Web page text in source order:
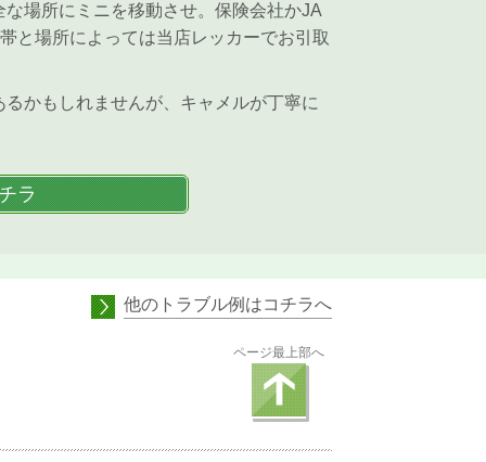
場所にミニを移動させ。保険会社かJA
と場所によっては当店レッカーでお引取
かもしれませんが、キャメルが丁寧に
ラ
他のトラブル例はコチラへ
ページ最上部へ